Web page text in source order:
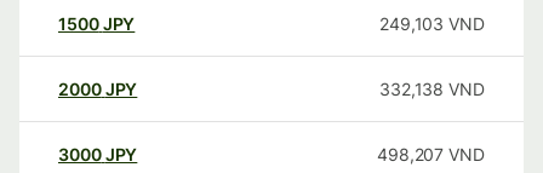
1500JPY 249,103 VND
2000JPY 332,138 VND
3000JPY 498,207 VND